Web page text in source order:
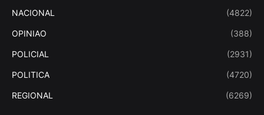
NACIONAL (4822)
OPINIAO (388)
POLICIAL (2931)
POLITICA (4720)
REGIONAL (6269)